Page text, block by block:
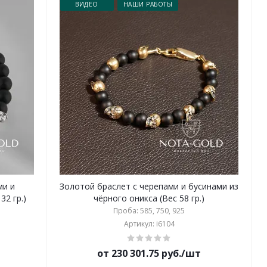
и
гр.)
ВИДЕО НАШИ РАБОТЫ
Золотой браслет с черепами и бусинами из
чёрного оникса (Вес 58 гр.)
Проба: 585, 750, 925
Артикул: i6104
от 230 301.75 руб./шт